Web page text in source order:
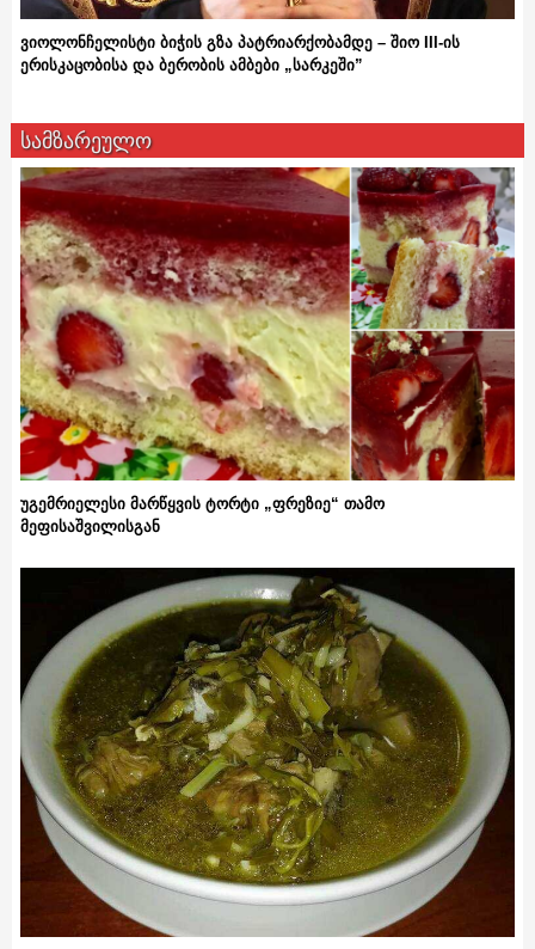
ვიოლონჩელისტი ბიჭის გზა პატრიარქობამდე – შიო III-ის
ერისკაცობისა და ბერობის ამბები „სარკეში”
სამზარეულო
უგემრიელესი მარწყვის ტორტი „ფრეზიე“ თამო
მეფისაშვილისგან